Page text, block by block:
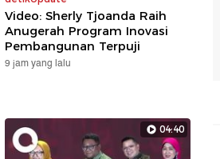
Video: Sherly Tjoanda Raih
Anugerah Program Inovasi
Pembangunan Terpuji
9 jam yang lalu
04:40